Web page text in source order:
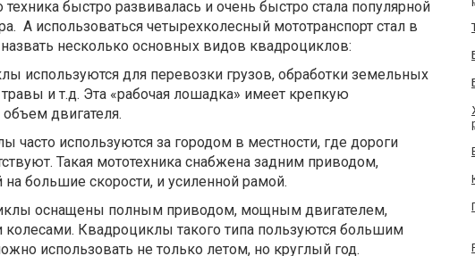
быстро развивалась и очень быстро стала популярной
А использоваться четырехколесный мототранспорт стал в
несколько основных видов квадроциклов:
используются для перевозки грузов, обработки земельных
и т.д. Эта «рабочая лошадка» имеет крепкую
двигателя.
часто используются за городом в местности, где дороги
Такая мототехника снабжена задним приводом,
на большие скорости, и усиленной рамой.
оснащены полным приводом, мощным двигателем,
Квадроциклы такого типа пользуются большим
использовать не только летом, но круглый год.